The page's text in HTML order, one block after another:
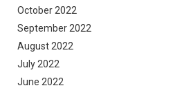
October 2022
September 2022
August 2022
July 2022
June 2022